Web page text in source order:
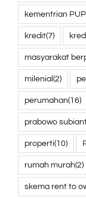
kementrian
kredit(7)
masyarakat
milenial (2)
perumahan(16)
prabowo
properti(10)
rumah murah(2)
skema rent to